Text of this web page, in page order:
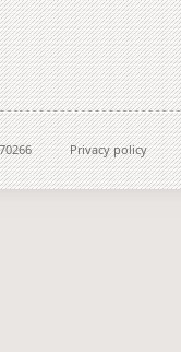
Privacy policy